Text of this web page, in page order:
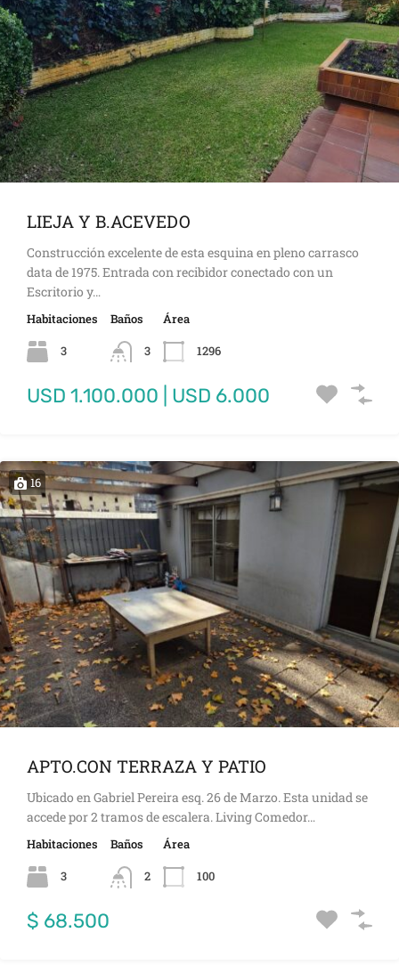
LIEJA Y B.ACEVEDO
Construcción excelente de esta esquina en pleno carrasco
data de 1975. Entrada con recibidor conectado con un
Escritorio y…
Habitaciones
3
Baños
3
Área
1296
USD 1.100.000 | USD 6.000
16
APTO.CON TERRAZA Y PATIO
Ubicado en Gabriel Pereira esq. 26 de Marzo. Esta unidad se
accede por 2 tramos de escalera. Living Comedor…
Habitaciones
3
Baños
2
Área
100
$ 68.500